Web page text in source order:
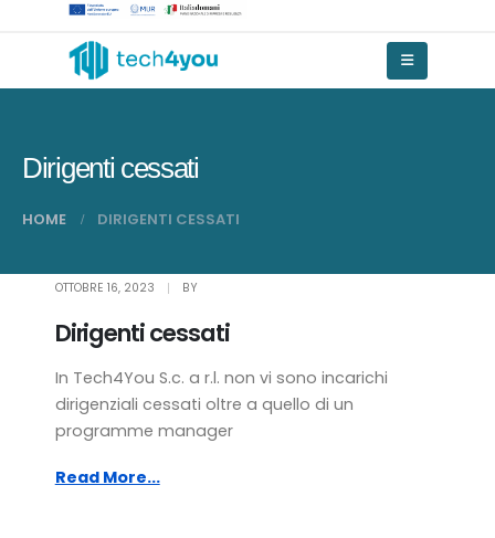
Dirigenti cessati
HOME DIRIGENTI CESSATI
OTTOBRE 16, 2023 BY
Dirigenti cessati
In Tech4You S.c. a r.l. non vi sono incarichi
dirigenziali cessati oltre a quello di un
programme manager
Read More...